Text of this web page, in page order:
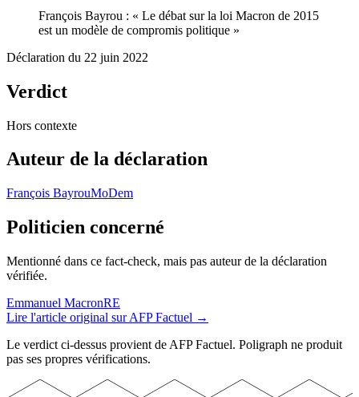
François Bayrou : « Le débat sur la loi Macron de 2015
est un modèle de compromis politique »
Déclaration du 22 juin 2022
Verdict
Hors contexte
Auteur de la déclaration
François BayrouMoDem
Politicien concerné
Mentionné dans ce fact-check, mais pas auteurde la déclaration
vérifiée.
Emmanuel MacronRE
Lire l'article original surAFP Factuel →
Le verdict ci-dessus provient de AFP Factuel. Poligraph ne produit
pas ses propres vérifications.